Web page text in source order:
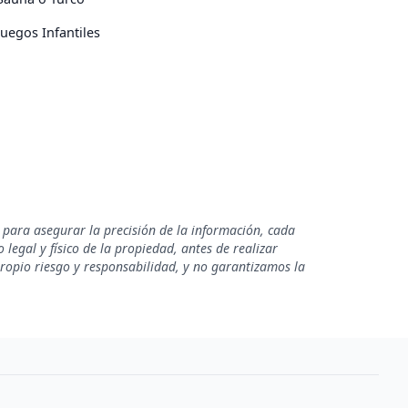
Infantiles
asegurar la precisión de la información, cada
y físico de la propiedad, antes de realizar
riesgo y responsabilidad, y no garantizamos la